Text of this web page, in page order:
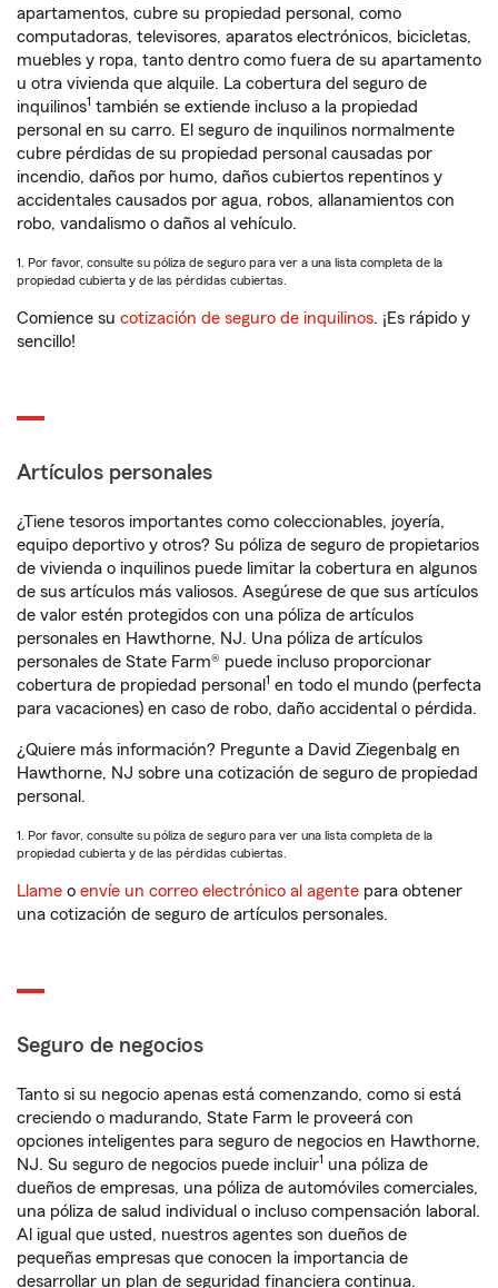
apartamentos, cubre su propiedad personal, como
computadoras, televisores, aparatos electrónicos, bicicletas,
muebles y ropa, tanto dentro como fuera de su apartamento
u otra vivienda que alquile. La cobertura del seguro de
inquilinos1 también se extiende incluso a la propiedad
personal en su carro. El seguro de inquilinos normalmente
cubre pérdidas de su propiedad personal causadas por
incendio, daños por humo, daños cubiertos repentinos y
accidentales causados por agua, robos, allanamientos con
robo, vandalismo o daños al vehículo.
1. Por favor, consulte su póliza de seguro para ver a una lista completa de la
propiedad cubierta y de las pérdidas cubiertas.
Comience su cotización de seguro de inquilinos. ¡Es rápido y
sencillo!
Artículos personales
¿Tiene tesoros importantes como coleccionables, joyería,
equipo deportivo y otros? Su póliza de seguro de propietarios
de vivienda o inquilinos puede limitar la cobertura en algunos
de sus artículos más valiosos. Asegúrese de que sus artículos
de valor estén protegidos con una póliza de artículos
personales en Hawthorne, NJ. Una póliza de artículos
personales de State Farm® puede incluso proporcionar
cobertura de propiedad personal 1 en todo el mundo (perfecta
para vacaciones) en caso de robo, daño accidental o pérdida.
¿Quiere más información? Pregunte a David Ziegenbalg en
Hawthorne, NJ sobre una cotización de seguro de propiedad
personal.
1. Por favor, consulte su póliza de seguro para ver una lista completa de la
propiedad cubierta y de las pérdidas cubiertas.
Llame o envíe un correo electrónico al agente para obtener
una cotización de seguro de artículos personales.
Seguro de negocios
Tanto si su negocio apenas está comenzando, como si está
creciendo o madurando, State Farm le proveerá con
opciones inteligentes para seguro de negocios en Hawthorne,
NJ. Su seguro de negocios puede incluir1 una póliza de
dueños de empresas, una póliza de automóviles comerciales,
una póliza de salud individual o incluso compensación laboral.
Al igual que usted, nuestros agentes son dueños de
pequeñas empresas que conocen la importancia de
desarrollar un plan de seguridad financiera continua.